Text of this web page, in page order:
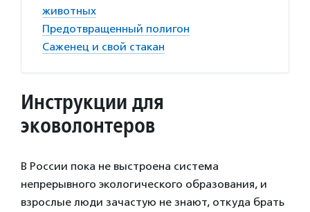
животных
Предотвращенный полигон
Саженец и свой стакан
Инструкции для
эковолонтеров
В России пока не выстроена система
непрерывного экологического образования, и
взрослые люди зачастую не знают, откуда брать